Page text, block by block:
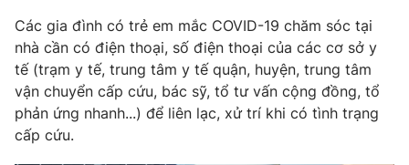
Thị trường
Tư vấn
Lịch phát sóng
Chuyên mục khác
Emagazine Podcast
Các gia đình có trẻ em mắc COVID-19 chăm sóc tại
nhà cần có điện thoại, số điện thoại của các cơ sở y
tế (trạm y tế, trung tâm y tế quận, huyện, trung tâm
vận chuyển cấp cứu, bác sỹ, tổ tư vấn cộng đồng, tổ
phản ứng nhanh...) để liên lạc, xử trí khi có tình trạng
cấp cứu.